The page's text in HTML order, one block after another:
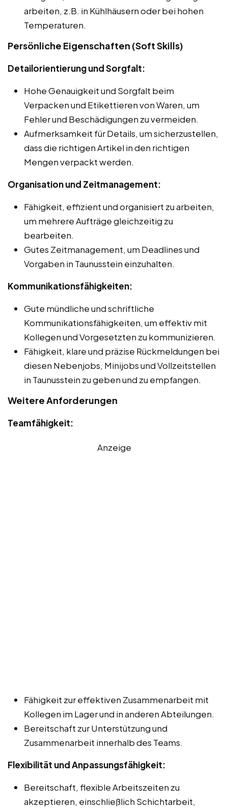
arbeiten, z.B. in Kühlhäusern oder bei hohen
Temperaturen.
Persönliche Eigenschaften (Soft Skills)
Detailorientierung und Sorgfalt:
Hohe Genauigkeit und Sorgfalt beim
Verpacken und Etikettieren von Waren, um
Fehler und Beschädigungen zu vermeiden.
Aufmerksamkeit für Details, um sicherzustellen,
dass die richtigen Artikel in den richtigen
Mengen verpackt werden.
Organisation und Zeitmanagement:
Fähigkeit, effizient und organisiert zu arbeiten,
um mehrere Aufträge gleichzeitig zu
bearbeiten.
Gutes Zeitmanagement, um Deadlines und
Vorgaben in Taunusstein einzuhalten.
Kommunikationsfähigkeiten:
Gute mündliche und schriftliche
Kommunikationsfähigkeiten, um effektiv mit
Kollegen und Vorgesetzten zu kommunizieren.
Fähigkeit, klare und präzise Rückmeldungen bei
diesen Nebenjobs, Minijobs und Vollzeitstellen
in Taunusstein zu geben und zu empfangen.
Weitere Anforderungen
Teamfähigkeit:
Anzeige
Fähigkeit zur effektiven Zusammenarbeit mit
Kollegen im Lager und in anderen Abteilungen.
Bereitschaft zur Unterstützung und
Zusammenarbeit innerhalb des Teams.
Flexibilität und Anpassungsfähigkeit:
Bereitschaft, flexible Arbeitszeiten zu
akzeptieren, einschließlich Schichtarbeit,